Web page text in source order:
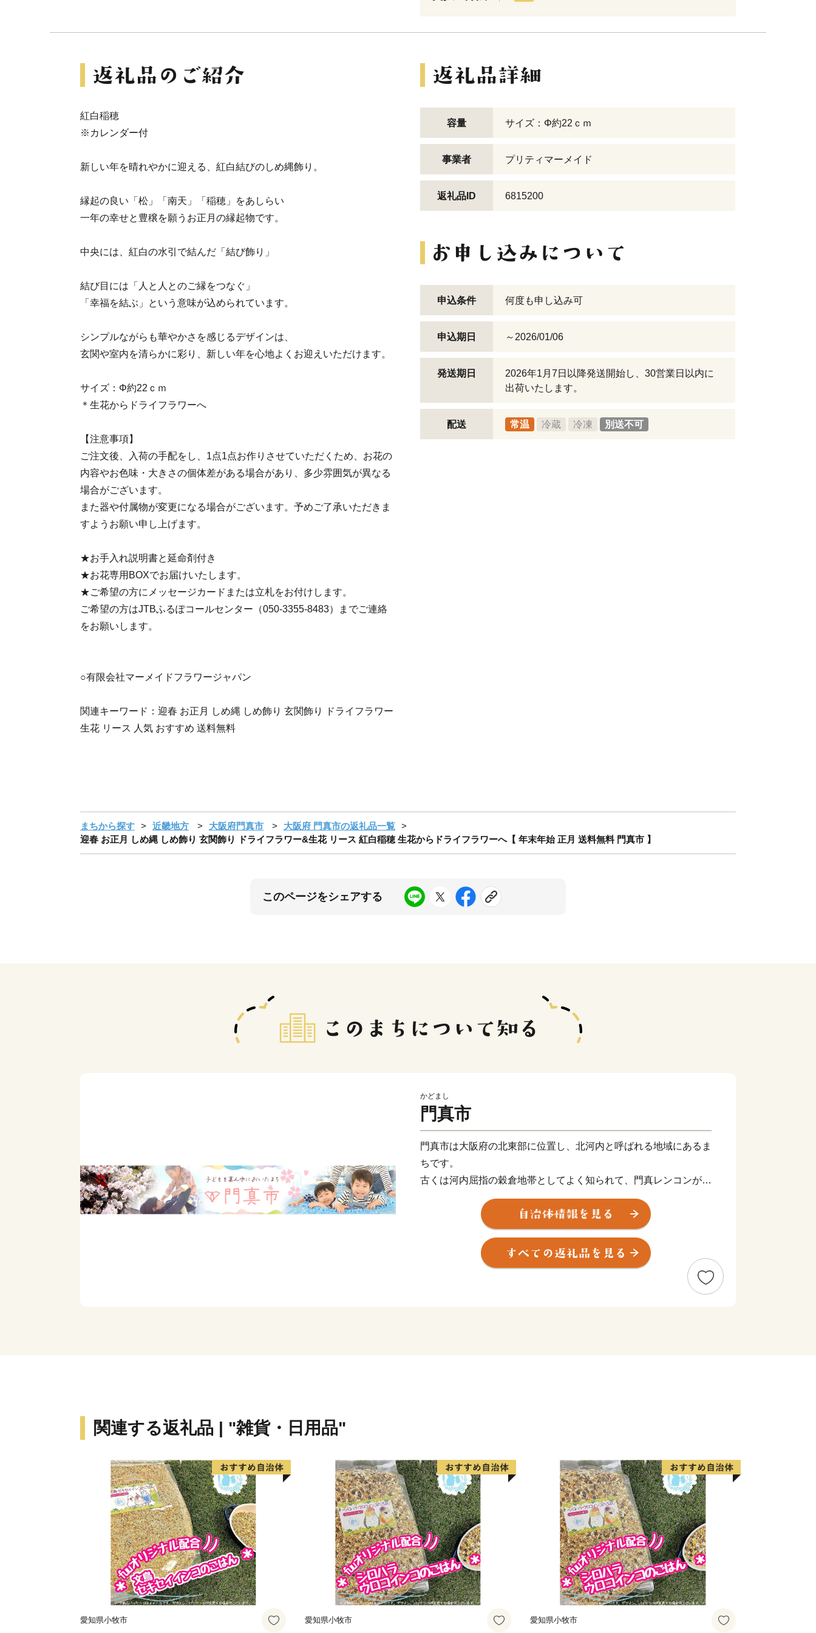
紅白稲穂
※カレンダー付
新しい年を晴れやかに迎える、紅白結びのしめ縄飾り。
縁起の良い「松」「南天」「稲穂」をあしらい
一年の幸せと豊穣を願うお正月の縁起物です。
中央には、紅白の水引で結んだ「結び飾り」
結び目には「人と人とのご縁をつなぐ」
「幸福を結ぶ」という意味が込められています。
シンプルながらも華やかさを感じるデザインは、
玄関や室内を清らかに彩り、新しい年を心地よくお迎えいただけます。
サイズ：Φ約22ｃｍ
＊生花からドライフラワーへ
【注意事項】
ご注文後、入荷の手配をし、1点1点お作りさせていただくため、お花の
内容やお色味・大きさの個体差がある場合があり、多少雰囲気が異なる
場合がございます。
また器や付属物が変更になる場合がございます。予めご了承いただきま
すようお願い申し上げます。
★お手入れ説明書と延命剤付き
★お花専用BOXでお届けいたします。
★ご希望の方にメッセージカードまたは立札をお付けします。
ご希望の方はJTBふるぽコールセンター（050-3355-8483）までご連絡
をお願いします。
○有限会社マーメイドフラワージャパン
関連キーワード：迎春 お正月 しめ縄 しめ飾り 玄関飾り ドライフラワー
生花 リース 人気 おすすめ 送料無料
容量 サイズ：Φ約22ｃｍ
事業者 プリティマーメイド
返礼品ID 6815200
申込条件 何度も申し込み可
申込期日 ～2026/01/06
発送期日
2026年1月7日以降発送開始し、30営業日以内に
出荷いたします。
配送 常温 冷蔵 冷凍 別送不可
まちから探す 近畿地方 大阪府門真市
大阪府 門真市の返礼品一覧
迎春 お正月 しめ縄 しめ飾り 玄関飾り ドライフラワー&生花 リース 紅白稲穂 生花からドライフラワーへ【 年末年始 正月 送料無料 門真市 】
このページをシェアする
かどまし
門真市
門真市は大阪府の北東部に位置し、北河内と呼ばれる地域にあるま
ちです。
古くは河内屈指の穀倉地帯としてよく知られて、門真レンコンが特
高度経済成長期以降は産業都市へと移行し、高い技術力をもつ「も
のづくり企業」が多数あります。
生活の面では、交通網の充実により大阪市内や京都へアクセスしや
すいこと、坂道がなく平坦な道であるため自転車の移動がしやすい
関連する返礼品 | "雑貨・日用品"
愛知県小牧市 愛知県小牧市 愛知県小牧市